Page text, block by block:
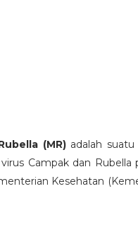
(MR)adalah suatu
Campak dan Rubella
Kesehatan